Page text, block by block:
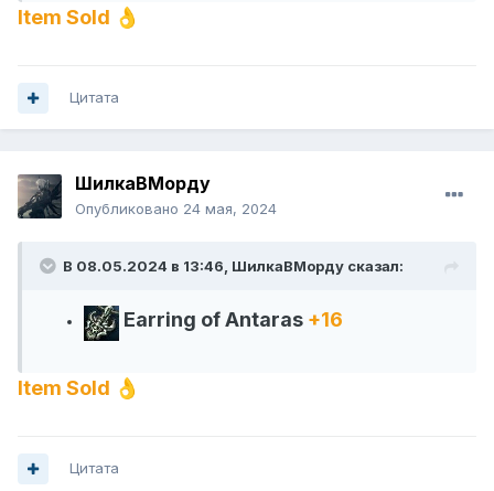
Item Sold 👌
Цитата
ШилкаВМорду
Опубликовано 24 мая, 2024
В 08.05.2024 в 13:46, ШилкаВМорду сказал:
Earring of Antaras +16
Item Sold 👌
Цитата